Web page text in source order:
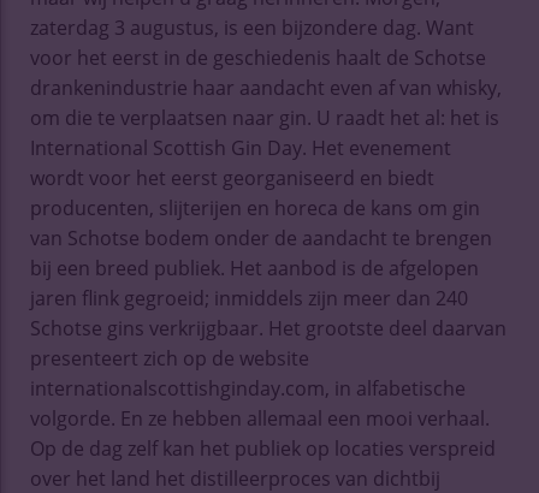
zaterdag 3 augustus, is een bijzondere dag. Want
voor het eerst in de geschiedenis haalt de Schotse
drankenindustrie haar aandacht even af van whisky,
om die te verplaatsen naar gin. U raadt het al: het is
International Scottish Gin Day. Het evenement
wordt voor het eerst georganiseerd en biedt
producenten, slijterijen en horeca de kans om gin
van Schotse bodem onder de aandacht te brengen
bij een breed publiek. Het aanbod is de afgelopen
jaren flink gegroeid; inmiddels zijn meer dan 240
Schotse gins verkrijgbaar. Het grootste deel daarvan
presenteert zich op de website
internationalscottishginday.com, in alfabetische
volgorde. En ze hebben allemaal een mooi verhaal.
Op de dag zelf kan het publiek op locaties verspreid
over het land het distilleerproces van dichtbij